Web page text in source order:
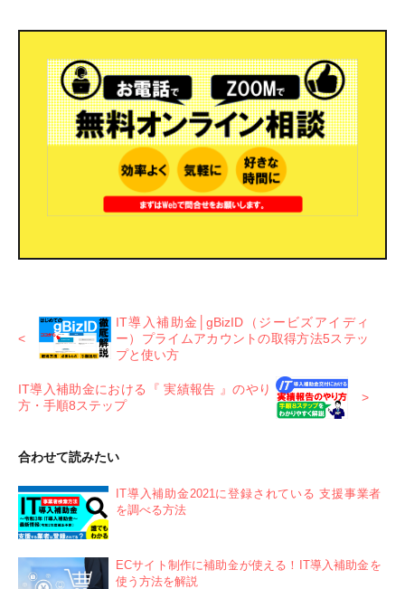
IT導入補助金│gBizID（ジービズアイディ
ー）プライムアカウントの取得方法5ステッ
プと使い方
IT導入補助金における『 実績報告 』のやり
方・手順8ステップ
合わせて読みたい
IT導入補助金2021に登録されている 支援事業者
を調べる方法
ECサイト制作に補助金が使える！IT導入補助金を
使う方法を解説